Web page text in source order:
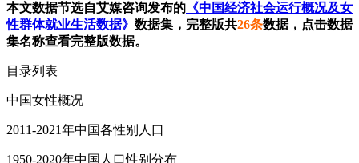
本文数据节选自艾媒咨询发布的 《中国经济社会运行概况及女
性群体就业生活数据》 数据集，完整版共26条数据，点击数据
集名称查看完整版数据。
目录列表
中国女性概况
2011-2021年中国各性别人口
1950-2020年中国人口性别分布